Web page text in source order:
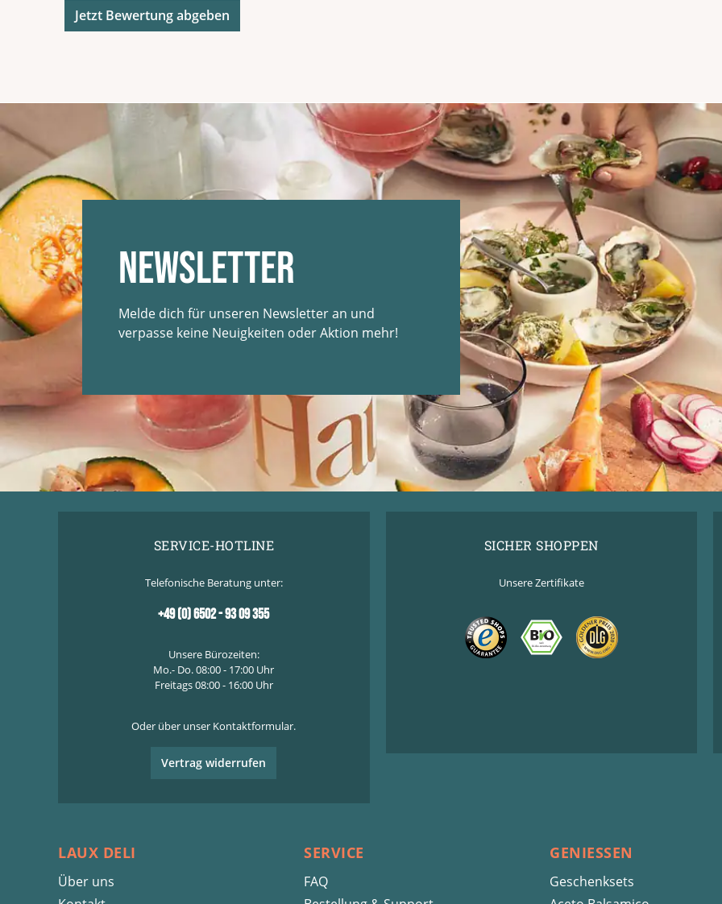
Jetzt Bewertung abgeben
Newsletter
Melde dich für unseren Newsletter an und
verpasse keine Neuigkeiten oder Aktion mehr!
SERVICE-HOTLINE
Telefonische Beratung unter:
+49 (0) 6502 - 93 09 355
Unsere Bürozeiten:
Mo.- Do. 08:00 - 17:00 Uhr
Freitags 08:00 - 16:00 Uhr
Oder über unser Kontaktformular.
Vertrag widerrufen
SICHER SHOPPEN
Unsere Zertifikate
LAUX DELI
Über uns
SERVICE
FAQ
GENIESSEN
Geschenksets